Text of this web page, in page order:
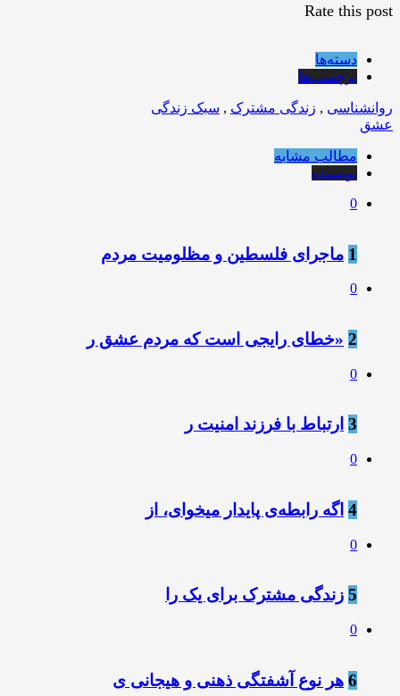
Rate this post
دسته‌ها
برچسب‌ها
روانشناسی , زندگی مشترک , سبک زندگی
عشق
مطالب مشابه
نویسنده
0
1 ماجرای فلسطین و مظلومیت مردم
0
2 «خطای رایجی است که مردم عشق ر
0
3 ارتباط با فرزند امنیت ر
0
4 اگه رابطه‌ی پایدار میخوای، از
0
5 زندگی مشترک برای یک را
0
6 هر نوع آشفتگی ذهنی و هیجانی ی